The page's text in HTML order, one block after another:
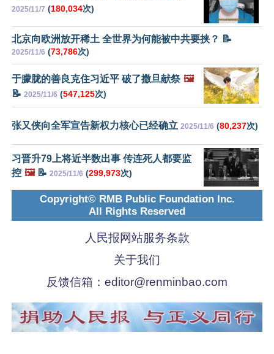
2025/11/7 (180,034次)
北京向欧洲放开稀土 全世界为何能被中共要挟？ 📝
2025/11/6 (73,786次)
于朦胧的善良克住习近平 破了撒旦献祭 🖼️
📝 2025/11/6 (547,125次)
张又侠向全军宣告新权力核心已经确立 2025/11/6 (80,237次)
习晋升79上将近半数出事 传连死人都要监
控 🖼️📝 2025/11/6 (299,973次)
Copyright© RMB Public Foundation Inc.
All Rights Reserved
人民报网站服务条款
关于我们
反馈信箱： editor@renminbao.com